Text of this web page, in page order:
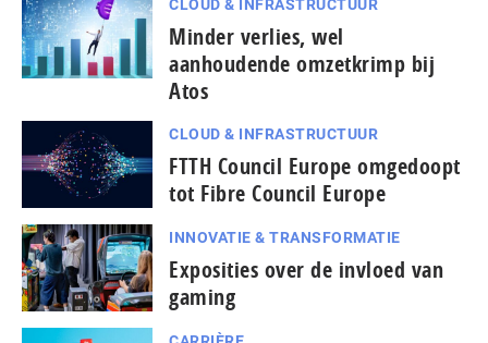
CLOUD & INFRASTRUCTUUR
Minder verlies, wel
aanhoudende omzetkrimp bij
Atos
CLOUD & INFRASTRUCTUUR
FTTH Council Europe omgedoopt
tot Fibre Council Europe
INNOVATIE & TRANSFORMATIE
Exposities over de invloed van
gaming